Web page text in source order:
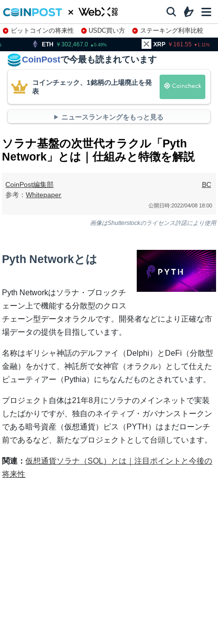
ビットコインの将来性 USDC買い方
ステーキング利率比較
株特集・関連銘柄
0.49 XRP BNB
CoinPostで今最も読まれています
コインチェック、1銘柄の上場廃止を発
表
ニュースランキングをもっと見る
ソラナ基盤の次世代オラクル「Pyth
Network」とは｜仕組みと特徴を解説
CoinPost編集部
参考：Whitepaper
BC
公開日時:2022/04/08 18:00
画像はShutterstockのライセンス許諾により使用
Pyth Networkとは
Pyth Networkはソラナ・ブロックチ
ェーン上で機能する分散型のクロス
チェーン型データオラクルです。開発者などにより正確な市
場データの提供を目指しています。
名称はギリシャ神話のデルファイ（Delphi）とDeFi（分散型
金融）をかけて、神託所で女神官（オラクル）として仕えた
ピューティアー（Pythia）にちなんだものとされています。
プロジェクト自体は21年8月にソラナのメインネットで実装
したばかりですが、独自のネイティブ・ガバナンストークン
である暗号資産（仮想通貨）ピス（PYTH）はまだローンチ
前であるなど、新たなプロジェクトとして台頭しています。
関連：仮想通貨ソラナ（SOL）とは｜注目ポイントと今後の
将来性